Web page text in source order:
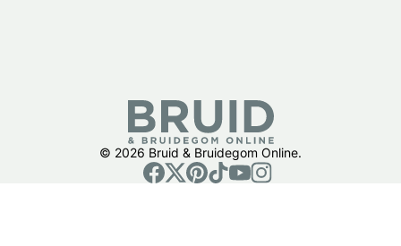
© 2026 Bruid & Bruidegom Online.